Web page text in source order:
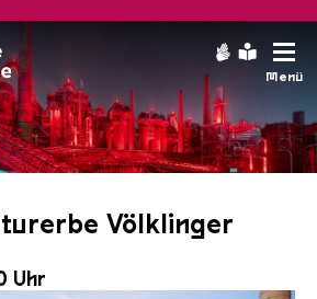
Menü
Hochofengruppe in Rot
Copyright:
Völklinger
Uhr